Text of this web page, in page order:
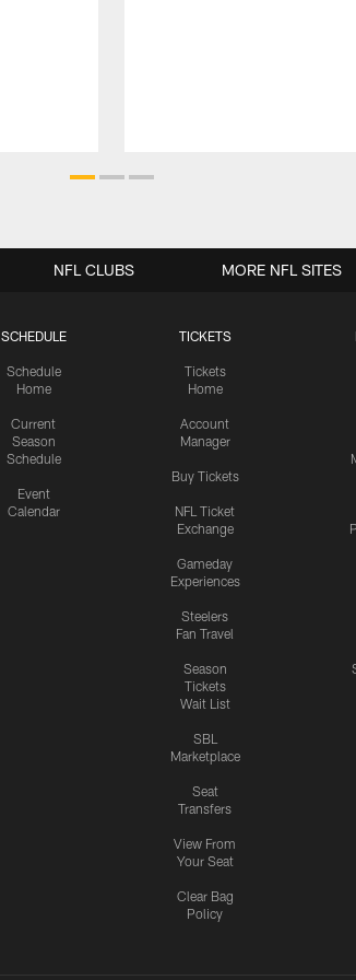
SCHEDULE
Schedule
Home
Current
Season
Schedule
Event
Calendar
TICKETS
Tickets
Home
Account
Manager
Buy Tickets
NFL Ticket
Exchange
Gameday
Experiences
Steelers
Fan Travel
Season
Tickets
Wait List
SBL
Marketplace
Seat
Transfers
View From
Your Seat
Clear Bag
Policy
NFL CLUBS MORE NFL SITES